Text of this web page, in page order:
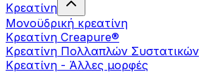
Κρεατίνη
Μονοϋδρική κρεατίνη
Κρεατίνη Creapure®
Κρεατίνη Πολλαπλών Συστατικών
Κρεατίνη - Άλλες μορφές